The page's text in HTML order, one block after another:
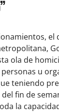
el
ola de
u
teniendo
fin de
la